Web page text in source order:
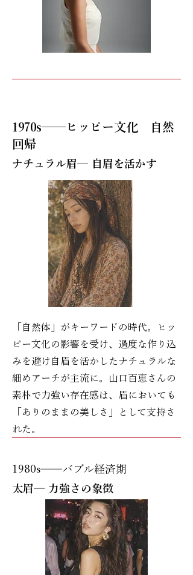
1970s──ヒッピー文化 自然
回帰
ナチュラル眉─ 自眉を活かす
「自然体」がキーワードの時代。ヒッ
ピー文化の影響を受け、過度な作り込
みを避け自眉を活かしたナチュラルな
細めアーチが主流に。山口百恵さんの
素朴で力強い存在感は、眉においても
「ありのままの美しさ」として支持さ
れた。
1980s──バブル経済期
太眉─ 力強さの象徴